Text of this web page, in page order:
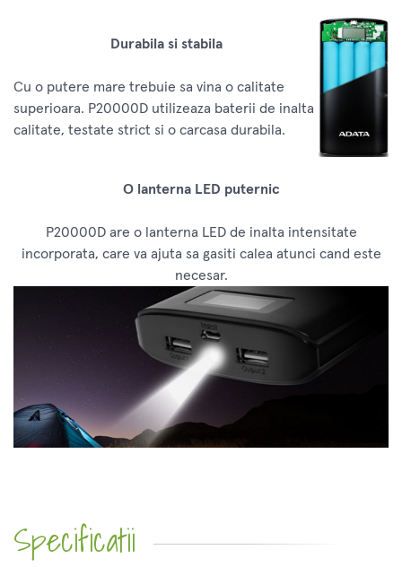
Durabila si stabila
Cu o putere mare trebuie sa vina o calitate
superioara. P20000D utilizeaza baterii de inalta
calitate, testate strict si o carcasa durabila.
O lanterna LED puternic
P20000D are o lanterna LED de inalta intensitate
incorporata, care va ajuta sa gasiti calea atunci cand este
necesar.
Specificatii